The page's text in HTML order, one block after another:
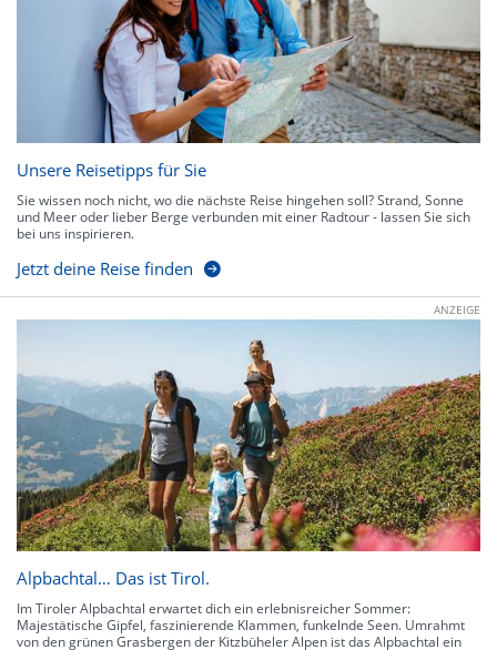
Unsere Reisetipps für Sie
Sie wissen noch nicht, wo die nächste Reise hingehen soll? Strand, Sonne
und Meer oder lieber Berge verbunden mit einer Radtour - lassen Sie sich
bei uns inspirieren.
Jetzt deine Reise finden
ANZEIGE
Alpbachtal… Das ist Tirol.
Im Tiroler Alpbachtal erwartet dich ein erlebnisreicher Sommer:
Majestätische Gipfel, faszinierende Klammen, funkelnde Seen. Umrahmt
von den grünen Grasbergen der Kitzbüheler Alpen ist das Alpbachtal ein